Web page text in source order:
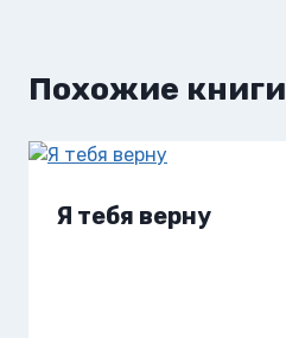
Похожие книги
Я тебя верну